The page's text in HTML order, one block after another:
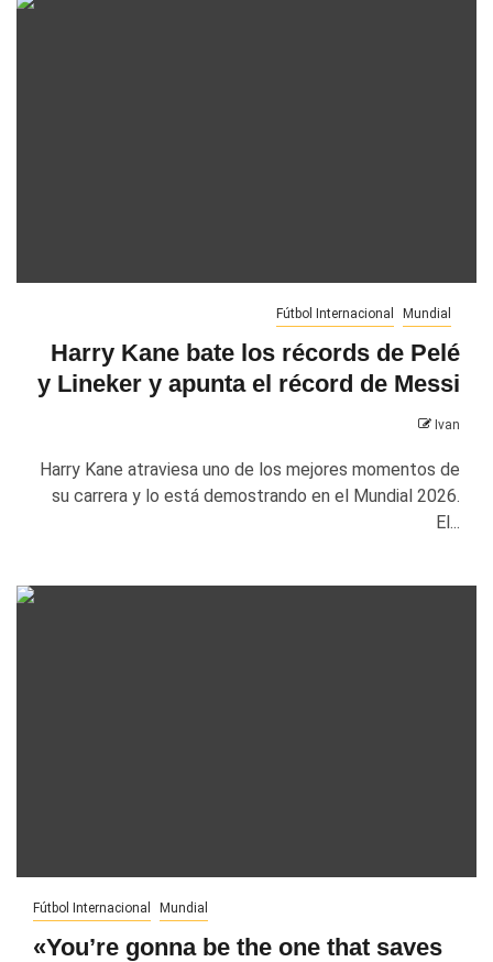
Fútbol Internacional Mundial
Harry Kane bate los récords de Pelé
y Lineker y apunta el récord de Messi
Ivan
Harry Kane atraviesa uno de los mejores momentos de
su carrera y lo está demostrando en el Mundial 2026.
El...
Fútbol Internacional Mundial
«You’re gonna be the one that saves